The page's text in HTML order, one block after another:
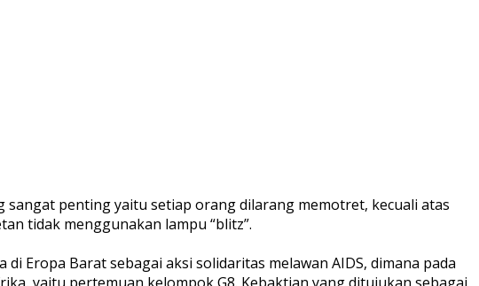
penting yaitu setiap orang dilarang memotret, kecuali atas
tidak menggunakan lampu “blitz”.
Eropa Barat sebagai aksi solidaritas melawan AIDS, dimana pada